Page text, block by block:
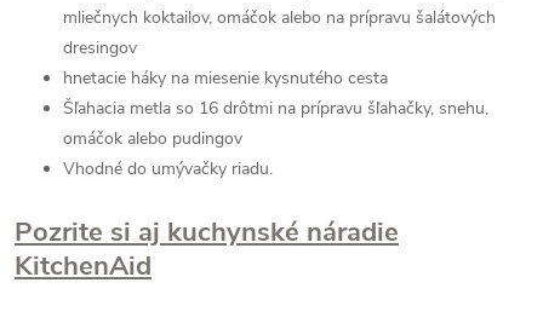
mliečnych koktailov, omáčok alebo na prípravu šalátových
dresingov
hnetacie háky na miesenie kysnutého cesta
Šľahacia metla so 16 drôtmi na prípravu šľahačky, snehu,
omáčok alebo pudingov
Vhodné do umývačky riadu.
Pozrite si aj kuchynské náradie
KitchenAid